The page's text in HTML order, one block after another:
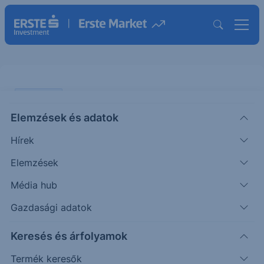
Elemzések és adatok
Hírek
Elemzések
Média hub
Gazdasági adatok
Keresés és árfolyamok
Termék keresők
az AGI korát az Nvidia vezére
szerint
ERSTE REGGELI
|2026. március 25. 08:54
Jensen Huang, az Nvidia vezérigazgatója szerint